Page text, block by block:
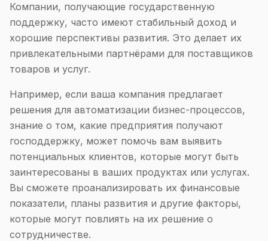
Компании, получающие государственную
поддержку, часто имеют стабильный доход и
хорошие перспективы развития. Это делает их
привлекательными партнёрами для поставщиков
товаров и услуг.
Например, если ваша компания предлагает
решения для автоматизации бизнес-процессов,
знание о том, какие предприятия получают
господдержку, может помочь вам выявить
потенциальных клиентов, которые могут быть
заинтересованы в ваших продуктах или услугах.
Вы сможете проанализировать их финансовые
показатели, планы развития и другие факторы,
которые могут повлиять на их решение о
сотрудничестве.